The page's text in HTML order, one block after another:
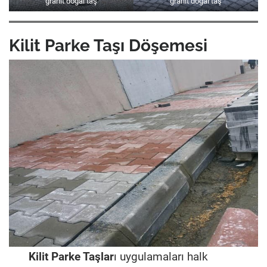
Kilit Parke Taşı Döşemesi
Kilit Parke Taşları uygulamaları halk